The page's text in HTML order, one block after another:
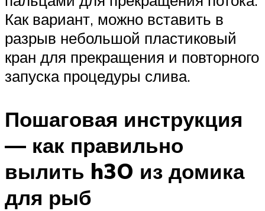
Как вариант, можно вставить в
разрыв небольшой пластиковый
кран для прекращения и повторного
запуска процедуры слива.
Пошаговая инструкция
— как правильно
вылить h3O из домика
для рыб